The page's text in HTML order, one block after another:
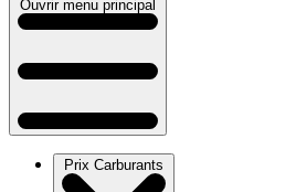
Ouvrir menu principal
Prix Carburants